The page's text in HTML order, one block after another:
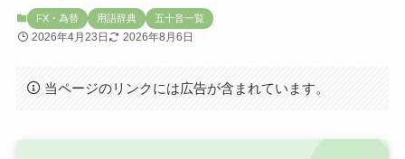
FX・為替 用語辞典 五十音一覧
2026年4月23日 2026年8月6日
当ページのリンクには広告が含まれています。